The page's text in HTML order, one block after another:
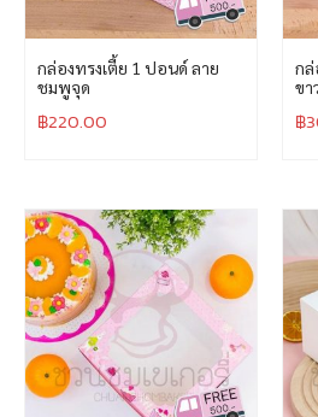
กล่องทรงเตี้ย 1 ปอนด์ ลาย
ชมพูจุด
฿220.00
กล่
ขา
฿